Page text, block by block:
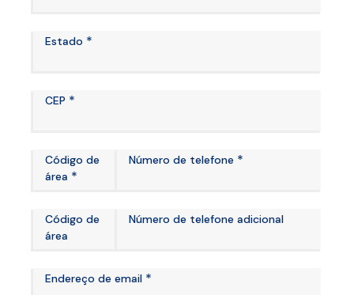
Estado *
CEP *
Código de
área *
Número de telefone *
Código de
área
Número de telefone adicional
Endereço de email *